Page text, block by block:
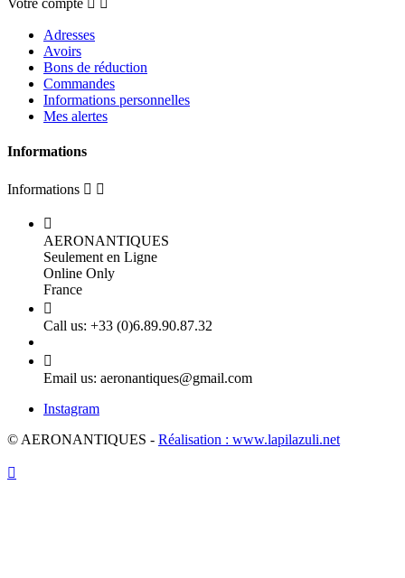
Adresses
Avoirs
Bons de réduction
Commandes
Informations personnelles
Mes alertes
Informations
Informations  

AERONANTIQUES
Seulement en Ligne
Online Only
France

Call us: +33 (0)6.89.90.87.32

Email us: aeronantiques@gmail.com
Instagram
© AERONANTIQUES - Réalisation : www.lapilazuli.net
